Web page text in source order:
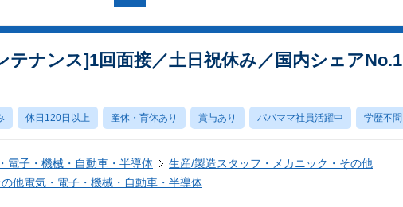
テナンス]1回面接／土日祝休み／国内シェアNo.1
休日120日以上 産休・育休あり 賞与あり パパママ社員活躍中 学歴不問
電子・機械・自動車・半導体
生産/製造スタッフ・メカニック・その他
の他電気・電子・機械・自動車・半導体